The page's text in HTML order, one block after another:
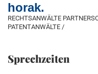
horak.
RECHTSANWÄLTE
PATENTANWÄLTE /
Sprechzeiten